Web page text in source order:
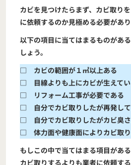
カビを見つけたらまず、カビ取り
に依頼するのか見極める必要があり
以下の項目に当てはまるものがあ
しょう。
□ カビの範囲が１㎡以上ある
□ 目線よりも上にカビが生えて
□ リフォーム工事が必要である
□ 自分でカビ取りしたが再発して
□ 自分でカビ取りしたがカビ臭さ
□ 体力面や健康面によりカビ取
もしこの中で当てはまる項目があ
カビ取りするよりも業者に依頼す